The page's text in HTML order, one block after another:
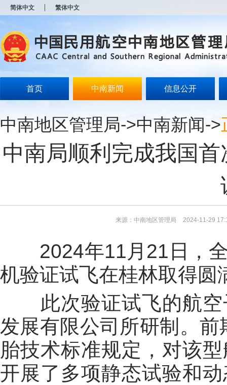
简体中文 繁体中文
首页 中南新闻 信息公开
中南地区管理局->中南新闻->
中南局顺利完成我国
来源：中南地区管理局 2024-11-29
2024年11月21日，全
机验证试飞在桂林取得圆
此次验证试飞的航空
发展有限公司所研制。
胎技术标准规定，对该
开展了多项静态试验和
开
无
障
说
Alt
浪
键
模